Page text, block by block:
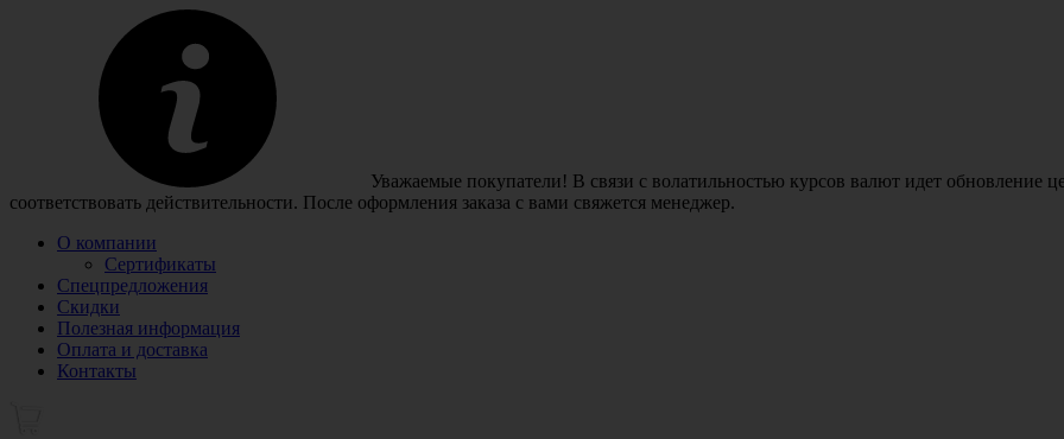
Уважаемые покупатели! В связи с волатильностью курсов валют идет обновление
соответствовать действительности. После оформления заказа с вами свяжется менеджер.
О компании
Сертификаты
Спецпредложения
Скидки
Полезная информация
Оплата и доставка
Контакты